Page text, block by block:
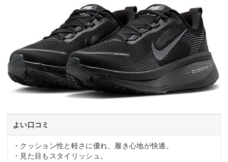
よい口コミ
・クッション性と軽さに優れ、履き心地が快適。
・見た目もスタイリッシュ。